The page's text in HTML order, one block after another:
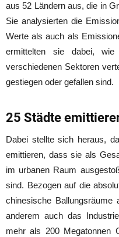
aus 52 Ländern aus, die in
Sie analysierten die
Werte als auch als
ermittelten sie dabei,
verschiedenen Sektoren
gestiegen oder gefallen sind.
25 Städte
Dabei stellte sich heraus,
emittieren, dass sie als
im urbanen Raum
sind. Bezogen auf die
chinesische
anderem auch das
mehr als 200 Megatonnen